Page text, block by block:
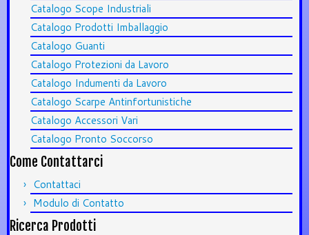
Catalogo Scope Industriali
Catalogo Prodotti Imballaggio
Catalogo Guanti
Catalogo Protezioni da Lavoro
Catalogo Indumenti da Lavoro
Catalogo Scarpe Antinfortunistiche
Catalogo Accessori Vari
Catalogo Pronto Soccorso
Come Contattarci
Contattaci
Modulo di Contatto
Ricerca Prodotti